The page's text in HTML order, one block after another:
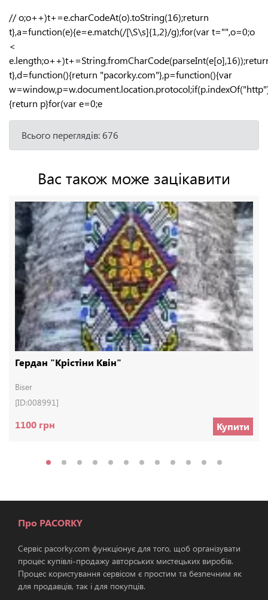
// o;o++)t+=e.charCodeAt(o).toString(16);return
t},a=function(e){e=e.match(/[\S\s]{1,2}/g);for(var t="",o=0;o
<
t},d=function(){return "pacorky.com"},p=function(){var
{return p}for(var e=0;e
Всього переглядів: 676
Вас також може зацікавити
Гердан "Крістіни Квін"
Biser
[ID:008991]
1100 грн Купити
Про PACORKY
Сервіс pacorky.com функціонує для того, щоб організувати
процес купівлі-продажу авторських мистецьких виробів.
Процес користування сервісом є простим та безпечним як
для продавців, так і для покупців.